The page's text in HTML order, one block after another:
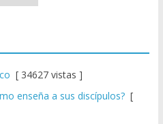
[ 34627 vistas ]
enseña a sus discípulos?[